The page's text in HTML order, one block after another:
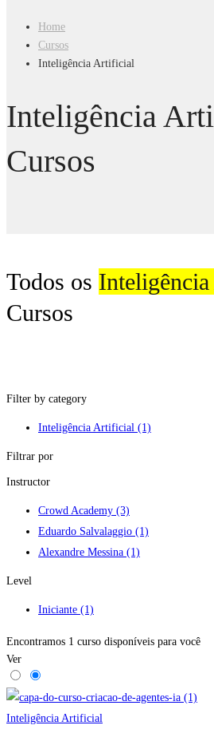
Home
Cursos
Inteligência Artificial
Inteligência
Cursos
Todos os
Cursos
Filter by category
Inteligência Artificial (1)
Filtrar por
Instructor
Crowd Academy (3)
Eduardo Salvalaggio (1)
Alexandre Messina (1)
Level
Iniciante (1)
Encontramos 1 curso disponíveis para você
Ver
Inteligência Artificial